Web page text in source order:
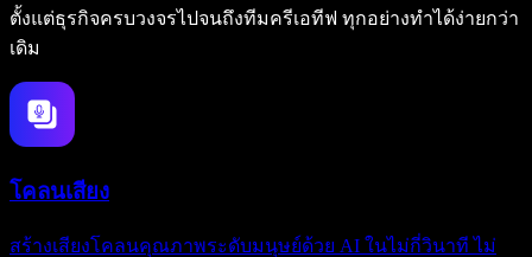
ตั้งแต่ธุรกิจครบวงจรไปจนถึงทีมครีเอทีฟ ทุกอย่างทำได้ง่ายกว่า
เดิม
โคลนเสียง
สร้างเสียงโคลนคุณภาพระดับมนุษย์ด้วย AI ในไม่กี่วินาที ไม่